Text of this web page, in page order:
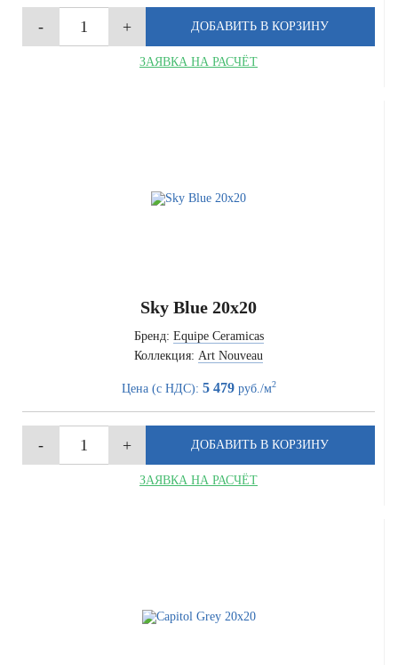
ЗАЯВКА НА РАСЧЁТ
Sky Blue 20x20
Бренд: Equipe Ceramicas
Коллекция: Art Nouveau
Цена (с НДС): 5 479руб./м2
ЗАЯВКА НА РАСЧЁТ